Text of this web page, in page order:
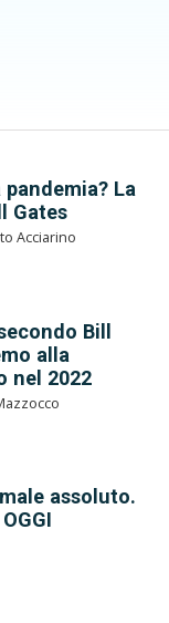
La
Gates
Acciarino
Bill
alla
nel 2022
assoluto.